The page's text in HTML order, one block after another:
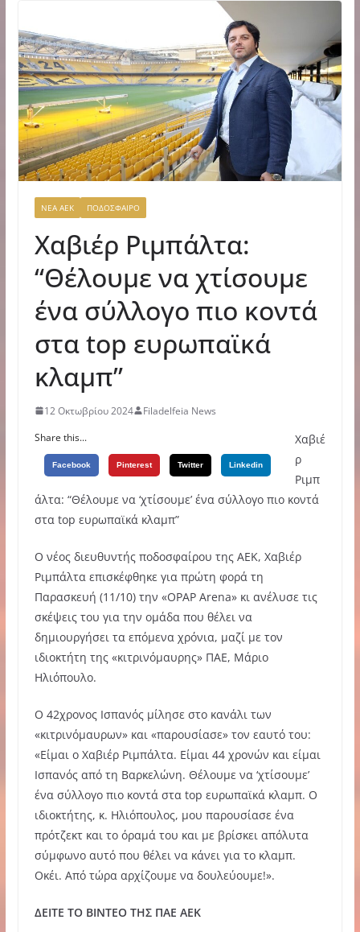
ΝΕΑ ΑΕΚ ΠΟΔΟΣΦΑΙΡΟ
Χαβιέρ Ριμπάλτα:
“Θέλουμε να χτίσουμε
ένα σύλλογο πιο κοντά
στα top ευρωπαϊκά
κλαμπ”
12 Οκτωβρίου 2024
Filadelfeia News
Share this...
Facebook Pinterest Twitter Linkedin
Χαβιέ
ρ
Ριμπ
άλτα: “Θέλουμε να ‘χτίσουμε’ ένα σύλλογο πιο κοντά
στα top ευρωπαϊκά κλαμπ”
Ο νέος διευθυντής ποδοσφαίρου της ΑΕΚ, Χαβιέρ
Ριμπάλτα επισκέφθηκε για πρώτη φορά τη
Παρασκευή (11/10) την «OPAP Arena» κι ανέλυσε τις
σκέψεις του για την ομάδα που θέλει να
δημιουργήσει τα επόμενα χρόνια, μαζί με τον
ιδιοκτήτη της «κιτρινόμαυρης» ΠΑΕ, Μάριο
Ηλιόπουλο.
Ο 42χρονος Ισπανός μίλησε στο κανάλι των
«κιτρινόμαυρων» και «παρουσίασε» τον εαυτό του:
«Είμαι ο Χαβιέρ Ριμπάλτα. Είμαι 44 χρονών και είμαι
Ισπανός από τη Βαρκελώνη. Θέλουμε να ‘χτίσουμε’
ένα σύλλογο πιο κοντά στα top ευρωπαϊκά κλαμπ. Ο
ιδιοκτήτης, κ. Ηλιόπουλος, μου παρουσίασε ένα
πρότζεκτ και το όραμά του και με βρίσκει απόλυτα
σύμφωνο αυτό που θέλει να κάνει για το κλαμπ.
Οκέι. Από τώρα αρχίζουμε να δουλεύουμε!».
ΔΕΙΤΕ ΤΟ ΒΙΝΤΕΟ ΤΗΣ ΠΑΕ ΑΕΚ